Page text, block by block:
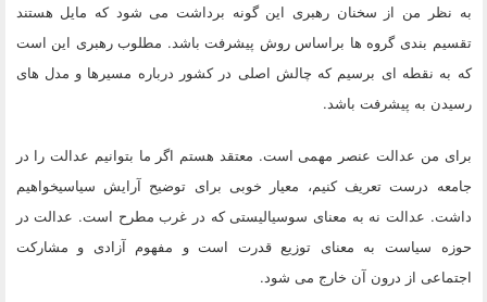
به نظر من از سخنان رهبری این گونه برداشت می شود که مایل هستند
تقسیم بندی گروه ها براساس روش پیشرفت باشد. مطلوب رهبری این است
که به نقطه ای برسیم که چالش اصلی در کشور درباره مسیرها و مدل های
رسیدن به پیشرفت باشد.
برای من عدالت عنصر مهمی است. معتقد هستم اگر ما بتوانیم عدالت را در
جامعه درست تعریف کنیم، معیار خوبی برای توضیح آرایش سیاسیخواهیم
داشت. عدالت نه به معنای سوسیالیستی که در غرب مطرح است. عدالت در
حوزه سیاست به معنای توزیع قدرت است و مفهوم آزادی و مشارکت
اجتماعی از درون آن خارج می شود.